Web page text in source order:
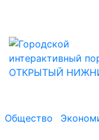
Общество